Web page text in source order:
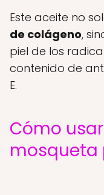
Este aceite no
de colágeno,
piel de los
contenido de
E.
Cómo
mosqueta